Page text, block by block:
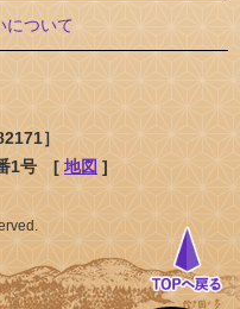
について
］
1号 [ 地図 ]